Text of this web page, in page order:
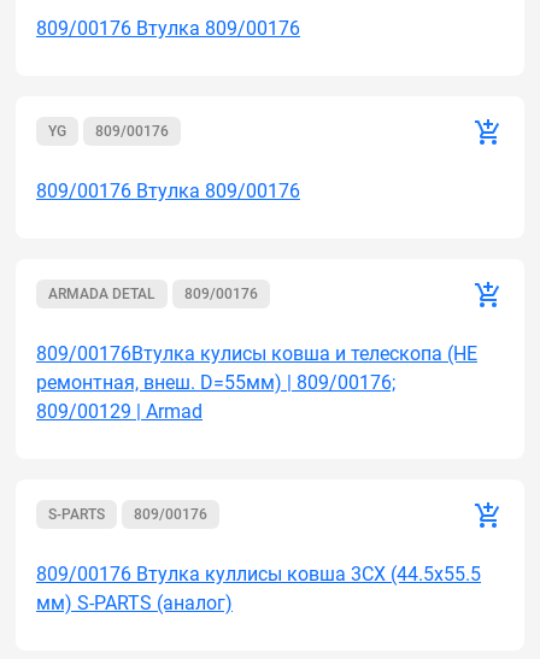
809/00176 Втулка 809/00176
YG 809/00176
809/00176 Втулка 809/00176
ARMADA DETAL 809/00176
809/00176Втулка кулисы ковша и телескопа (НЕ
ремонтная, внеш. D=55мм) | 809/00176;
809/00129 | Armad
S-PARTS 809/00176
809/00176 Втулка куллисы ковша 3СХ (44.5x55.5
мм) S-PARTS (аналог)